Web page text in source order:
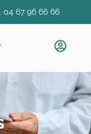
04 67 96 66 66